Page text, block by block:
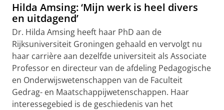
Hilda Amsing: ‘Mijn werk is heel divers
en uitdagend’
Dr. Hilda Amsing heeft haar PhD aan de
Rijksuniversiteit Groningen gehaald en vervolgt nu
haar carrière aan dezelfde universiteit als Associate
Professor en directeur van de afdeling Pedagogische
en Onderwijswetenschappen van de Faculteit
Gedrag- en Maatschappijwetenschappen. Haar
interessegebied is de geschiedenis van het